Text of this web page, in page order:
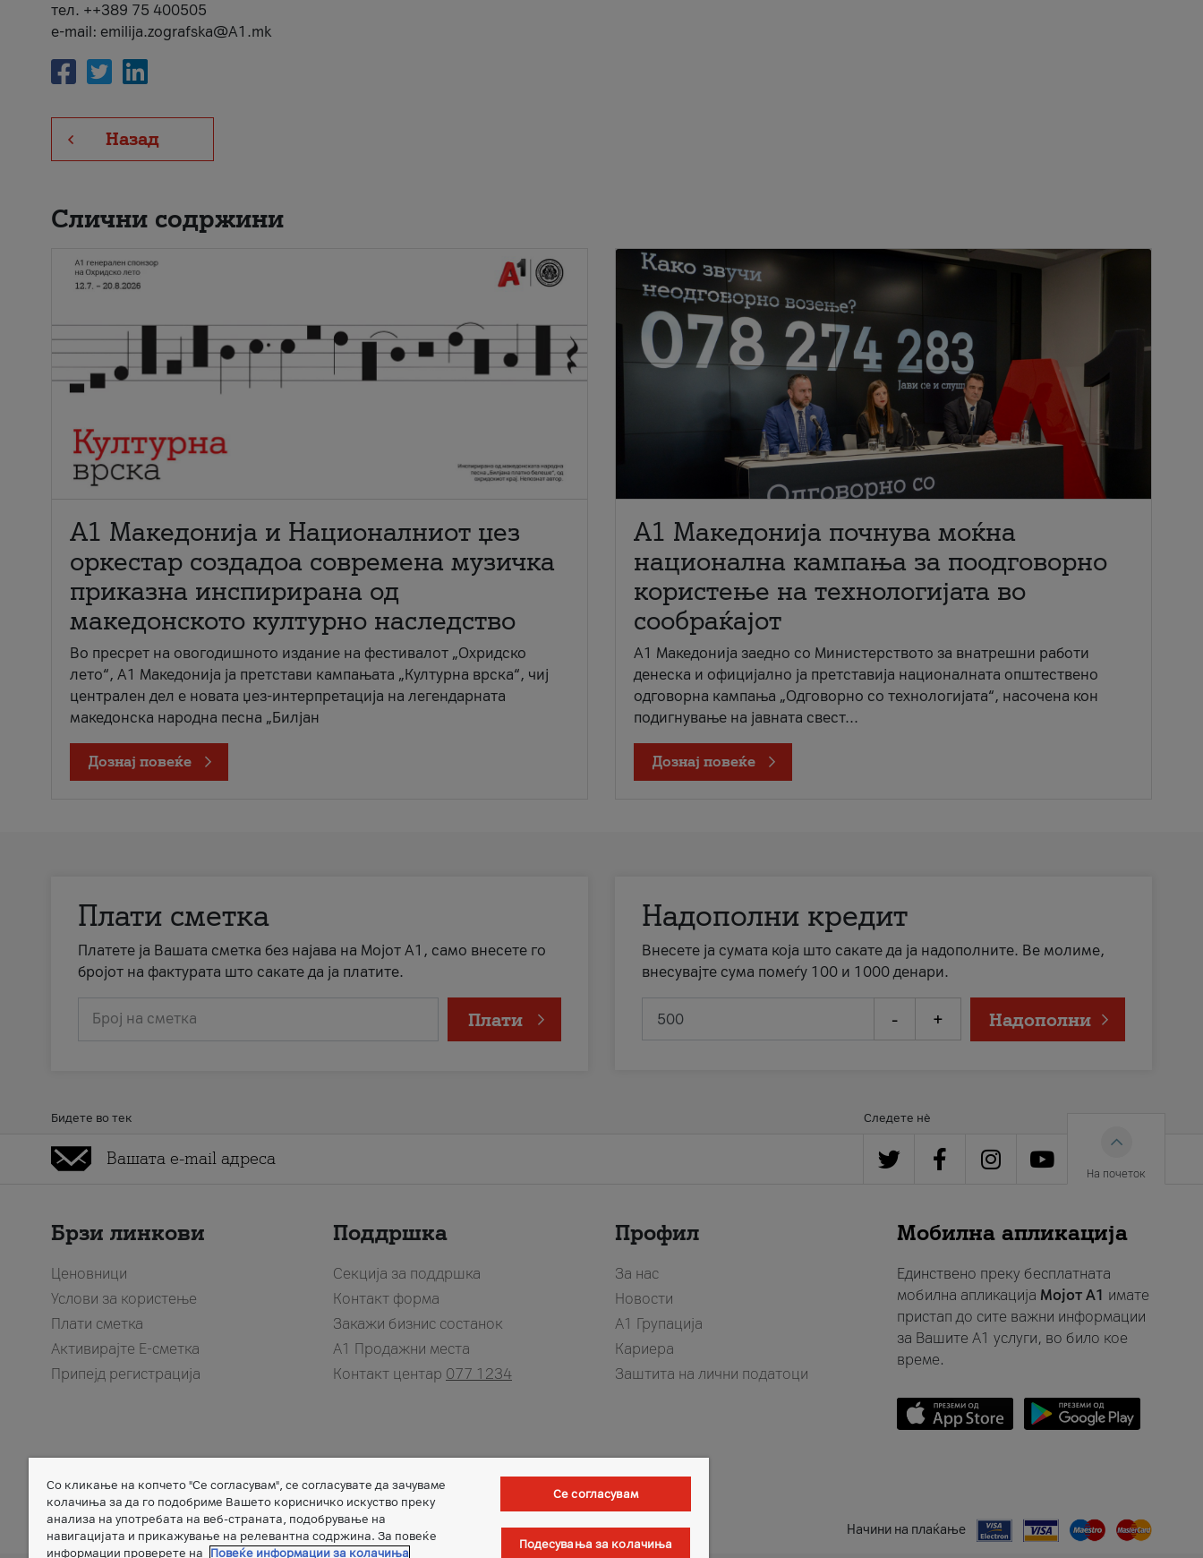
тел. ++389 75 400505
e-mail: emilija.zografska@A1.mk
Назад
Слични содржини
А1 Македонија и Националниот џез
оркестар создадоа современа музичка
приказна инспирирана од
македонското културно наследство
Во пресрет на овогодишното издание на фестивалот „Охридско
лето“, А1 Македонија ја претстави кампањата „Културна врска“, чиј
централен дел е новата џез-интерпретација на легендарната
македонска народна песна „Билјан
Дознај повеќе
A1 Македонија почнува моќна
национална кампања за поодговорно
користење на технологијата во
сообраќајот
A1 Македонија заедно со Министерството за внатрешни работи
денеска и официјално ја претставија националната општествено
одговорна кампања „Одговорно со технологијата“, насочена кон
подигнување на јавната свест...
Дознај повеќе
Плати сметка
Платете ја Вашата сметка без најава на Мојот А1, само внесете го
бројот на фактурата што сакате да ја платите.
Број на сметка Плати
Надополни кредит
Внесете ја сумата која што сакате да ја надополните. Ве молиме,
внесувајте сума помеѓу 100 и 1000 денари.
- + Надополни
Бидете во тек Следете нè
На почеток
Брзи линкови
Ценовници
Услови за користење
Плати сметка
Активирајте Е-сметка
Припејд регистрација
Поддршка
Секција за поддршка
Контакт форма
Закажи бизнис состанок
A1 Продажни места
Контакт центар 077 1234
Профил
За нас
Новости
А1 Групација
Кариера
Заштита на лични податоци
Мобилна апликација
Единствено преку бесплатната
мобилна апликација Мојот A1 имате
пристап до сите важни информации
за Вашите A1 услуги, во било кое
време.
Member of Начини на плаќање
Со кликање на копчето "Се согласувам", се согласувате да зачуваме
колачиња за да го подобриме Вашето корисничко искуство преку
анализа на употребата на веб-страната, подобрување на
навигацијата и прикажување на релевантна содржина. За повеќе
информации проверете на
Повеќе информации за колачиња
Се согласувам
Подесувања за колачиња